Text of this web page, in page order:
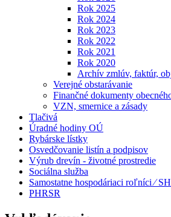
Rok 2025
Rok 2024
Rok 2023
Rok 2022
Rok 2021
Rok 2020
Archív zmlúv, faktúr,
Verejné obstarávanie
Finančné dokumenty
VZN, smernice a zásady
Tlačivá
Úradné hodiny OÚ
Rybárske lístky
Osvedčovanie listín a podpisov
Výrub drevín - životné prostredie
Sociálna služba
Samostatne hospodáriaci roľníci ⁄
PHRSR